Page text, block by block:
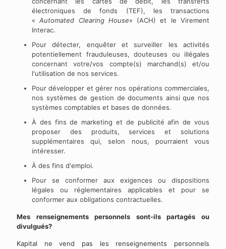
électroniques de fonds (TEF), les transactions
«Automated Clearing House» (ACH) et le Virement
Interac.
Pour détecter, enquêter et surveiller les activités
potentiellement frauduleuses, douteuses ou illégales
concernant votre/vos compte(s) marchand(s) et/ou
l'utilisation de nos services.
Pour développer et gérer nos opérations commerciales,
nos systèmes de gestion de documents ainsi que nos
systèmes comptables et bases de données.
À des fins de marketing et de publicité afin de vous
proposer des produits, services et solutions
supplémentaires qui, selon nous, pourraient vous
intéresser.
À des fins d'emploi.
Pour se conformer aux exigences ou dispositions
légales ou réglementaires applicables et pour se
conformer aux obligations contractuelles.
Mes renseignements personnels sont-ils partagés ou
divulgués?
Kapital ne vend pas les renseignements personnels